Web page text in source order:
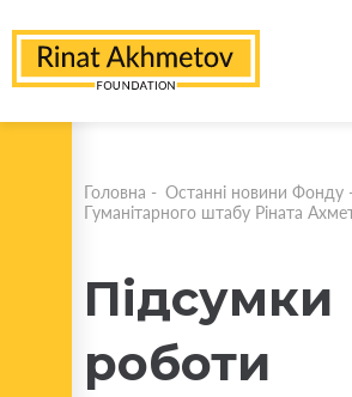
Головна - Останні новини Фонду
Гуманітарного штабу Ріната
Підсумки
роботи